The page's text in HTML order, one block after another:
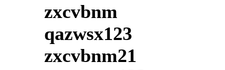
zxcvbnm
qazwsx123
zxcvbnm21